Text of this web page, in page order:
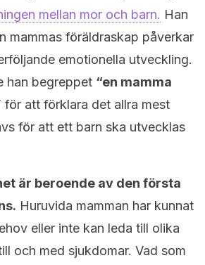
mellan mor och barn. Han
mammas föräldraskap påverkar
emotionella utveckling.
han begreppet “en mamma
för att förklara det allra mest
för att ett barn ska utvecklas
är beroende av den första
Huruvida mamman har kunnat
eller inte kan leda till olika
och med sjukdomar. Vad som